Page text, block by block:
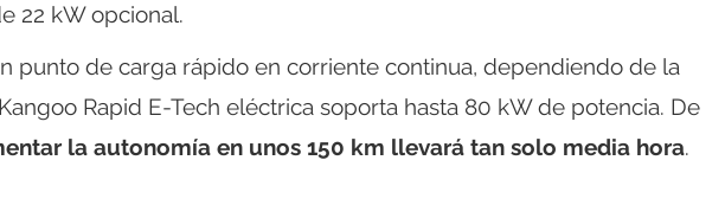
22 kW opcional.
punto de carga rápido en corriente continua, dependiendo de la
Rapid E-Tech eléctrica soporta hasta 80 kW de potencia. De
la autonomía en unos 150 km llevará tan solo media hora.